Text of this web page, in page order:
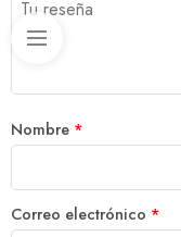
Nombre *
Correo electrónico *